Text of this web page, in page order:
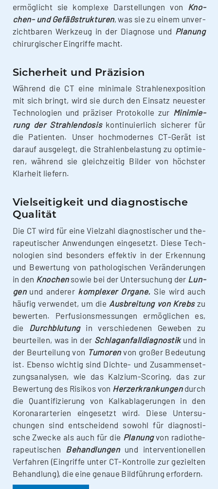
ermög­licht sie kom­ple­xe Dar­stel­lun­gen von
Kno­
chen- und Gefäß­struk­tu­ren, was sie zu einem unver­
zicht­ba­ren Werk­zeug in der Dia­gno­se und Pla­nung
chir­ur­gi­scher Ein­grif­fe macht.
Sicherheit und Präzision
Wäh­rend die CT eine mini­ma­le Strah­len­ex­po­si­ti­on
mit sich bringt, wird sie durch den Ein­satz neu­es­ter
Tech­no­lo­gien und prä­zi­ser Pro­to­kol­le zur Mini­mie­
rung der Strah­len­do­siskon­ti­nu­ier­lich siche­rer für
die Pati­en­ten. Unser hoch­mo­der­nes CT-Gerät ist
dar­auf aus­ge­legt, die Strah­len­be­las­tung zu opti­mie­
ren, wäh­rend sie gleich­zei­tig Bil­der von höchs­ter
Klar­heit liefern.
Vielseitigkeit und diagnostische
Qualität
Die CT wird für eine Viel­zahl dia­gnos­ti­scher und the­
ra­peu­ti­scher Anwen­dun­gen ein­ge­setzt. Die­se Tech­
no­lo­gien sind beson­ders effek­tiv in der Erken­nung
und Bewer­tung von patho­lo­gi­schen Ver­än­de­run­gen
in den Kno­chen sowie bei der Unter­su­chung der Lun­
genund ande­rer kom­ple­xer Orga­ne. Sie wird auch
häu­fig ver­wen­det, um die Aus­brei­tung von Krebszu
bewer­ten. Per­fu­si­ons­mes­sun­gen ermög­li­chen es,
die
Durch­blu­tungin ver­schie­de­nen Gewe­ben zu
beur­tei­len, was in der Schlag­an­fall­dia­gnos­tikund in
der Beur­tei­lung von Tumo­renvon gro­ßer Bedeu­tung
ist. Eben­so wich­tig sind Dich­­te- und Zusam­men­set­
zungs­ana­ly­sen, wie das Kal­­zi­um-Scoring, das zur
Bewer­tung des Risi­kos von Herz­er­kran­kun­gendurch
die Quan­ti­fi­zie­rung von Kalk­ab­la­ge­run­gen in den
Koro­nar­ar­te­ri­en ein­ge­setzt wird. Die­se Unter­su­
chun­gen sind ent­schei­dend sowohl für dia­gnos­ti­
sche Zwe­cke als auch für die Pla­nung von radio­the­
ra­peu­ti­schen Behand­lun­genund inter­ven­tio­nel­len
Ver­fah­ren (Ein­grif­fe unter CT-Kon­­­trol­­le zur geziel­ten
Behand­lung), die eine genaue Bild­füh­rung erfordern.